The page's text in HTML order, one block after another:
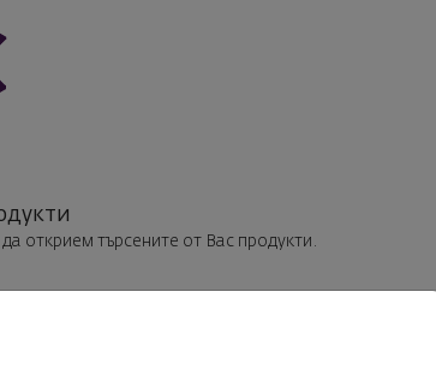
открием търсените от Вас продукти.